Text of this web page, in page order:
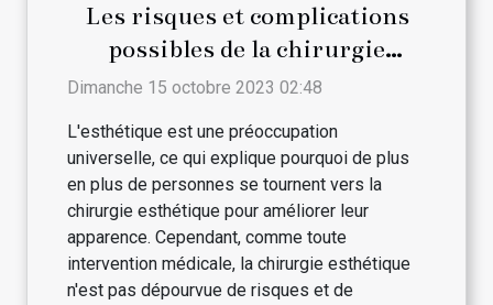
Les risques et complications
possibles de la chirurgie
esthétique
Dimanche 15 octobre 2023 02:48
L'esthétique est une préoccupation
universelle, ce qui explique pourquoi de plus
en plus de personnes se tournent vers la
chirurgie esthétique pour améliorer leur
apparence. Cependant, comme toute
intervention médicale, la chirurgie esthétique
n'est pas dépourvue de risques et de